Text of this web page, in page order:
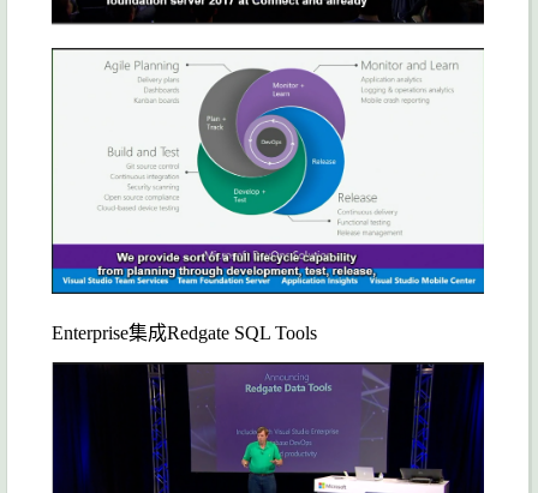
Enterprise集成Redgate SQL Tools